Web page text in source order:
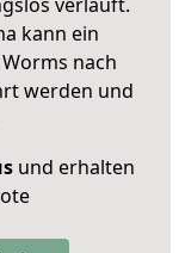
kann ein
nach
werden und
und erhalten